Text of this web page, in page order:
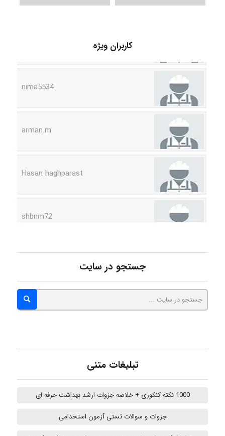
کاربران ویژه
Sara
جستجو در سایت
تبلیغات متنی
1000 نکته کنکوری + خلاصه جزوات ارشد بهداشت حرفه ای
جزوات و سوالات تستی آزمون استخدامی